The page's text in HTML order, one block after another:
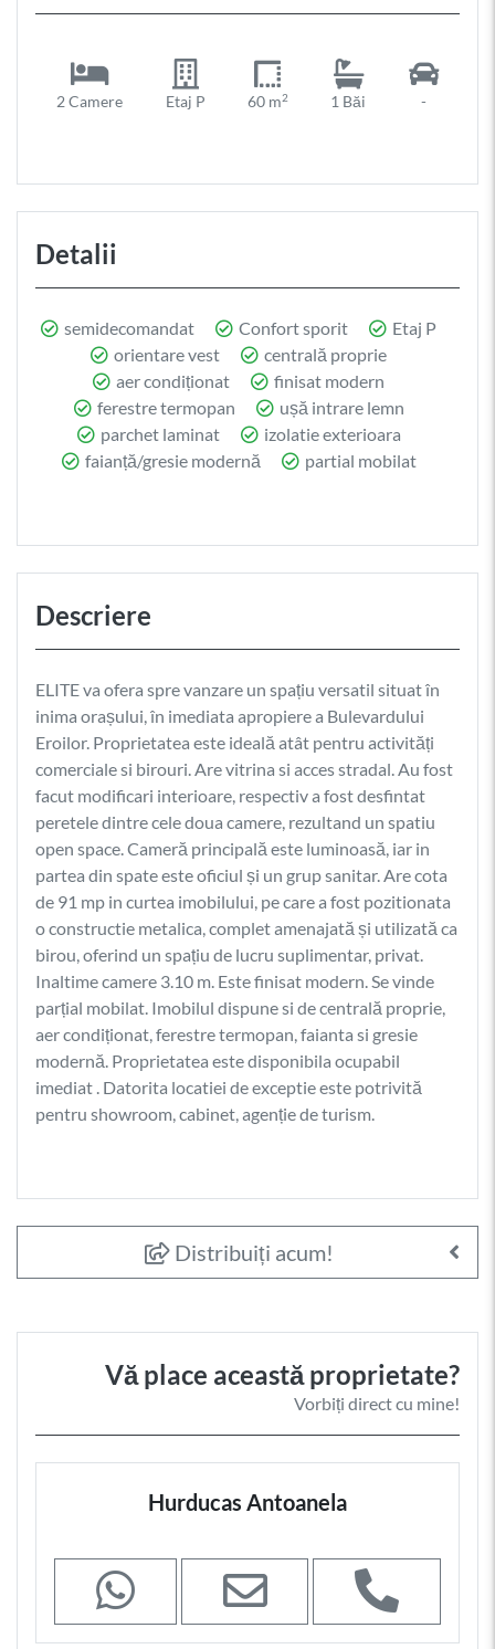
2 Camere Etaj P 60 m2 1 Băi -
Detalii
semidecomandat Confort sporit
Etaj P
orientare vest
centrală proprie
aer condiționat
finisat modern
ferestre termopan
ușă intrare lemn
parchet laminat
izolatie exterioara
faianță/gresie modernă
partial mobilat
Descriere
ELITE va ofera spre vanzare un spațiu versatil situat în
inima orașului, în imediata apropiere a Bulevardului
Eroilor. Proprietatea este ideală atât pentru activități
comerciale si birouri. Are vitrina si acces stradal. Au fost
facut modificari interioare, respectiv a fost desfintat
peretele dintre cele doua camere, rezultand un spatiu
open space. Cameră principală este luminoasă, iar in
partea din spate este oficiul și un grup sanitar. Are cota
de 91 mp in curtea imobilului, pe care a fost pozitionata
o constructie metalica, complet amenajată și utilizată ca
birou, oferind un spațiu de lucru suplimentar, privat.
Inaltime camere 3.10 m. Este finisat modern. Se vinde
parțial mobilat. Imobilul dispune si de centrală proprie,
aer condiționat, ferestre termopan, faianta si gresie
modernă. Proprietatea este disponibila ocupabil
imediat . Datorita locatiei de exceptie este potrivită
pentru showroom, cabinet, agenție de turism.
Distribuiți acum!
Vă place această proprietate?
Vorbiți direct cu mine!
Hurducas Antoanela